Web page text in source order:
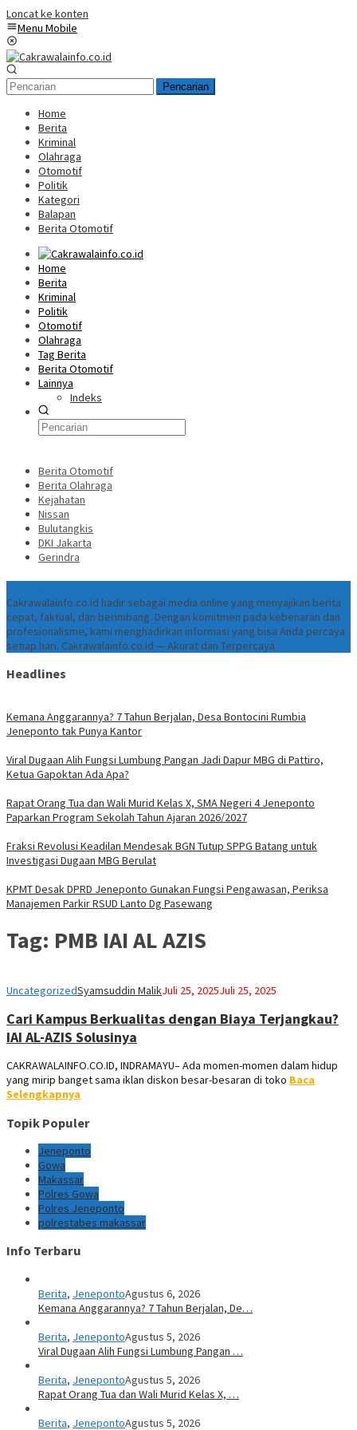
Loncat ke konten
Menu Mobile
Pencarian
Home
Berita
Kriminal
Olahraga
Otomotif
Politik
Kategori
Balapan
Berita Otomotif
Home
Berita
Kriminal
Politik
Otomotif
Olahraga
Tag Berita
Berita Otomotif
Lainnya
Indeks
Berita Otomotif
Berita Olahraga
Kejahatan
Nissan
Bulutangkis
DKI Jakarta
Gerindra
Cakrawalainfo.co.id hadir sebagai media online yang menyajikan berita
cepat, faktual, dan berimbang. Dengan komitmen pada kebenaran dan
profesionalisme, kami menghadirkan informasi yang bisa Anda percaya
setiap hari. Cakrawalainfo.co.id — Akurat dan Terpercaya.
Headlines
Kemana Anggarannya? 7 Tahun Berjalan, Desa Bontocini Rumbia
Jeneponto tak Punya Kantor
Viral Dugaan Alih Fungsi Lumbung Pangan Jadi Dapur MBG di Pattiro,
Ketua Gapoktan Ada Apa?
Rapat Orang Tua dan Wali Murid Kelas X, SMA Negeri 4 Jeneponto
Paparkan Program Sekolah Tahun Ajaran 2026/2027
Fraksi Revolusi Keadilan Mendesak BGN Tutup SPPG Batang untuk
Investigasi Dugaan MBG Berulat
KPMT Desak DPRD Jeneponto Gunakan Fungsi Pengawasan, Periksa
Manajemen Parkir RSUD Lanto Dg Pasewang
Tag: PMB IAI AL AZIS
UncategorizedSyamsuddin MalikJuli 25, 2025Juli 25, 2025
Cari Kampus Berkualitas dengan Biaya Terjangkau?
IAI AL-AZIS Solusinya
CAKRAWALAINFO.CO.ID, INDRAMAYU– Ada momen-momen dalam hidup
yang mirip banget sama iklan diskon besar-besaran di toko Baca
Selengkapnya
Topik Populer
Jeneponto
Gowa
Makassar
Polres Gowa
Polres Jeneponto
polrestabes makassar
Info Terbaru
Berita, JenepontoAgustus 6, 2026
Kemana Anggarannya? 7 Tahun Berjalan, De…
Berita, JenepontoAgustus 5, 2026
Viral Dugaan Alih Fungsi Lumbung Pangan …
Berita, JenepontoAgustus 5, 2026
Rapat Orang Tua dan Wali Murid Kelas X, …
Berita, JenepontoAgustus 5, 2026